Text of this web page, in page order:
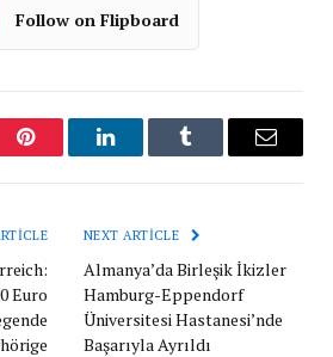
Follow on Flipboard
Pinterest LinkedInTumblr Email
Euro
NEXT ARTICLE
Almanya’da Birleşik İkizler
Hamburg-Eppendorf
Üniversitesi Hastanesi’nde
Başarıyla Ayrıldı